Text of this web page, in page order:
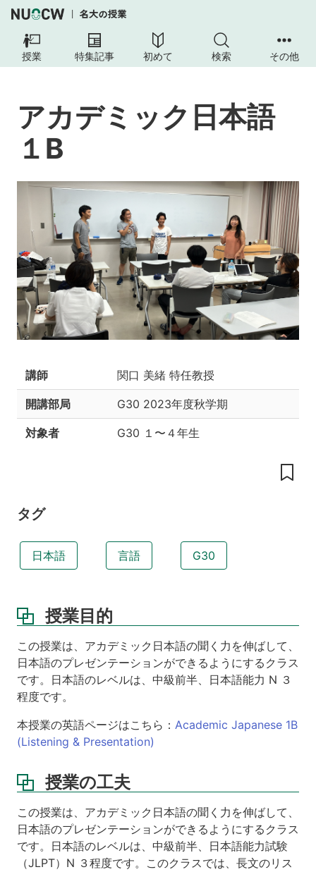
授業 特集記事 初めて 検索 その他
デ
目
的
授
業
の
工
キ
ス
そ
の
他
講
義
資
アカデミック日本語
１B
講師 関口 美緒 特任教授
開講部局 G30 2023年度秋学期
対象者 G30 １〜４年生
タグ
日本語 言語 G30
授業目的
この授業は、アカデミック日本語の聞く力を伸ばして、
日本語のプレゼンテーションができるようにするクラス
です。日本語のレベルは、中級前半、日本語能力 N ３
程度です。
本授業の英語ページはこちら： Academic Japanese 1B
(Listening & Presentation)
授業の工夫
この授業は、アカデミック日本語の聞く力を伸ばして、
日本語のプレゼンテーションができるようにするクラス
です。日本語のレベルは、中級前半、日本語能力試験
（JLPT）N ３程度です。このクラスでは、長文のリス